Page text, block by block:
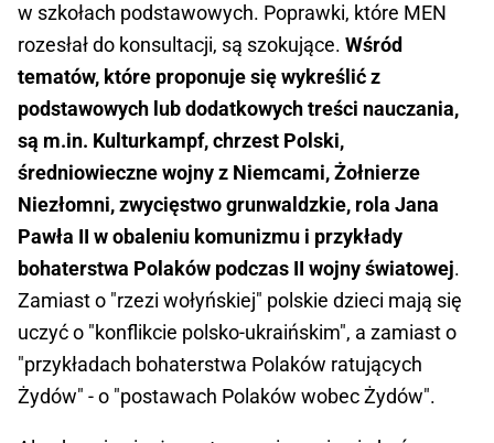
w szkołach podstawowych. Poprawki, które MEN
rozesłał do konsultacji, są szokujące. Wśród
tematów, które proponuje się wykreślić z
podstawowych lub dodatkowych treści nauczania,
są m.in. Kulturkampf, chrzest Polski,
średniowieczne wojny z Niemcami, Żołnierze
Niezłomni, zwycięstwo grunwaldzkie, rola Jana
Pawła II w obaleniu komunizmu i przykłady
bohaterstwa Polaków podczas II wojny światowej.
Zamiast o "rzezi wołyńskiej" polskie dzieci mają się
uczyć o "konflikcie polsko-ukraińskim", a zamiast o
"przykładach bohaterstwa Polaków ratujących
Żydów" - o "postawach Polaków wobec Żydów".